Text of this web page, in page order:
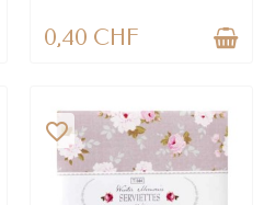
0,40 CHF
favorite_border